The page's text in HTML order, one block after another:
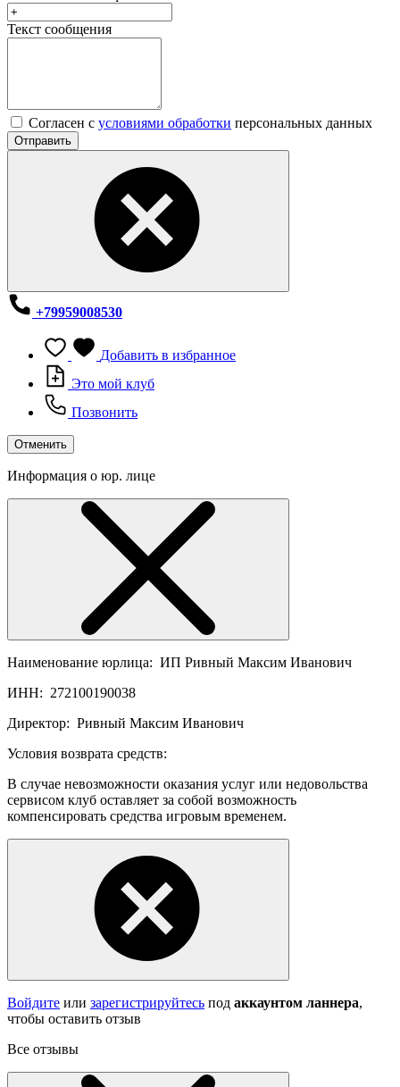
Текст сообщения
Согласен с условиями обработки персональных данных
Отправить
+79959008530
Добавить в избранное
Это мой клуб
Позвонить
Отменить
Информация о юр. лице
Наименование юрлица: ИП Ривный Максим Иванович
ИНН: 272100190038
Директор: Ривный Максим Иванович
Условия возврата средств:
В случае невозможности оказания услуг или недовольства
сервисом клуб оставляет за собой возможность
компенсировать средства игровым временем.
Войдите или зарегистрируйтесь под аккаунтом ланнера,
чтобы оставить отзыв
Все отзывы